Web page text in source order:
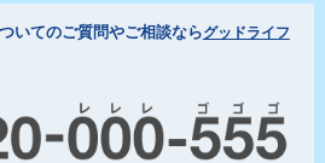
いてのご質問やご相談ならグッドライフ